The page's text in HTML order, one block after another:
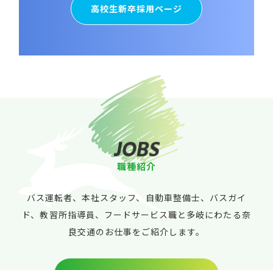
高校生新卒採用ページ
JOBS
職種紹介
バス運転者、本社スタッフ、自動車整備士、バスガイ
ド、教習所指導員、フードサービス職と多岐にわたる奈
良交通のお仕事をご紹介します。